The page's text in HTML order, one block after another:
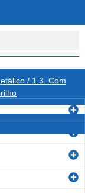
/ 1.3. Com